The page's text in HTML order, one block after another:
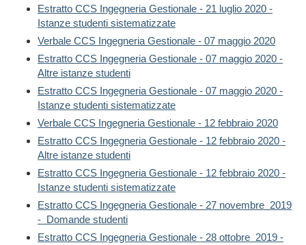
Estratto CCS Ingegneria Gestionale - 21 luglio 2020 -
Istanze studenti sistematizzate
Verbale CCS Ingegneria Gestionale - 07 maggio 2020
Estratto CCS Ingegneria Gestionale - 07 maggio 2020 -
Altre istanze studenti
Estratto CCS Ingegneria Gestionale - 07 maggio 2020 -
Istanze studenti sistematizzate
Verbale CCS Ingegneria Gestionale - 12 febbraio 2020
Estratto CCS Ingegneria Gestionale - 12 febbraio 2020 -
Altre istanze studenti
Estratto CCS Ingegneria Gestionale - 12 febbraio 2020 -
Istanze studenti sistematizzate
Estratto CCS Ingegneria Gestionale - 27 novembre 2019
- Domande studenti
Estratto CCS Ingegneria Gestionale - 28 ottobre 2019 -